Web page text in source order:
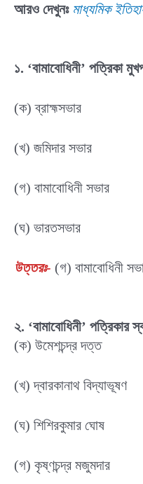
আরও দেখুনঃ মাধ্যমিক
১. ‘বামাবোধিনী’ পত্রিকা
(ক) ব্রাহ্মসভার
(খ) জমিদার সভার
(গ) বামাবোধিনী সভার
(ঘ) ভারতসভার
উত্তরঃ- (গ) বামাবোধিনী
২. ‘বামাবোধিনী’ পত্রিকার
(ক) উমেশচন্দ্র দত্ত
(খ) দ্বারকানাথ বিদ্যাভূষণ
(ঘ) শিশিরকুমার ঘোষ
(গ) কৃষ্ণচন্দ্র মজুমদার